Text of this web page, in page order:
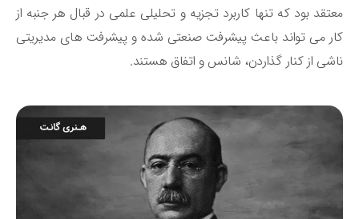
بود که تنها کاربرد تجزیه و تحلیلی علمی در قبال هر جنبه از
می‌ تواند باعث پیشرفت صنعتی شده و پیشرفت ‌های مدیریتی
از کنار گذاردن، شانس و اتفاق هستند.